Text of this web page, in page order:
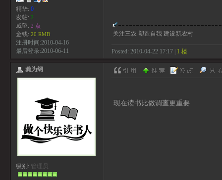
精华: 0
发帖: 2
威望: 2 点
金钱: 20 RMB
注册时间:2010-04-16
最后登录:2010-06-11
关注三农 塑造自我 建设新农村
Posted: 2010-04-22 17:17 | 1 楼
龚为纲
级别: 管理员
现在读书比做调查更重要